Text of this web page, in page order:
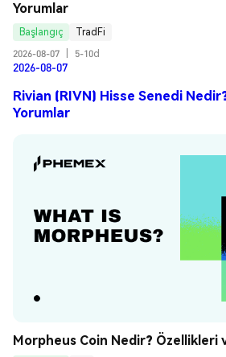
Yorumlar
Başlangıç
TradFi
2026-08-07
5-10d
2026-08-07
Rivian (RIVN) Hisse Senedi
Yorumlar
Morpheus Coin Nedir? Özellikleri